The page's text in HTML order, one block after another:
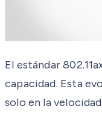
El estándar
capacidad. Esta
solo en la